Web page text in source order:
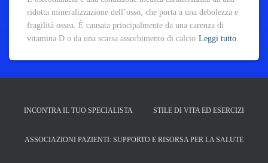
ridotta mineralizzazione dell’osso, che porta a una debolezza e
fragilità ossea. È causata principalmente da una carenza di
vitamina D o da una scarsa assorbimento di calcio Leggi tutto
INCONTRA IL TUO SPECIALISTA STILE DI VITA ED ESERCIZI
ASSOCIAZIONI PAZIENTI: SUPPORTO E RISORSA PER LA SALUTE